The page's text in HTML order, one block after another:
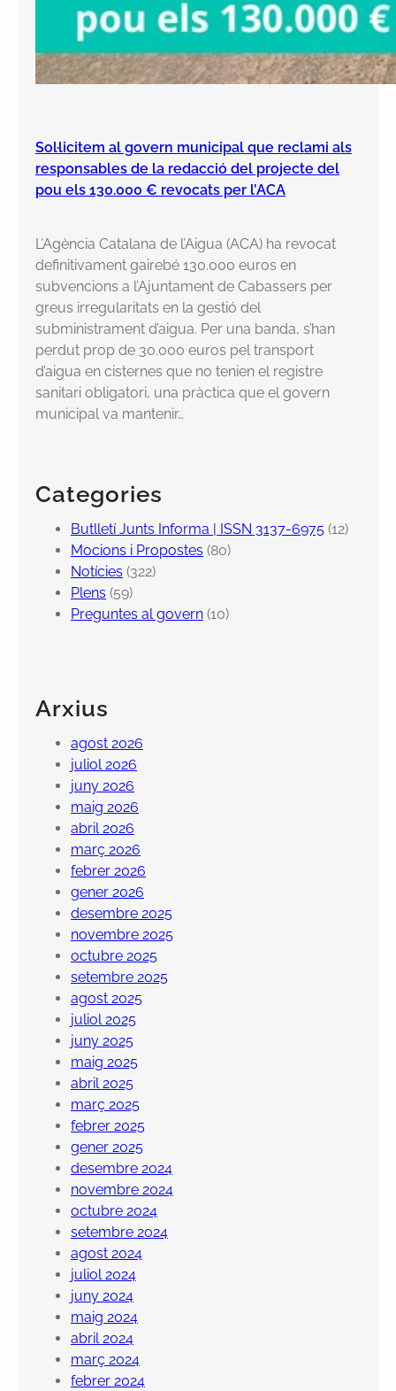
Sol·licitem al govern municipal que reclami als
responsables de la redacció del projecte del
pou els 130.000 € revocats per l’ACA
L’Agència Catalana de l’Aigua (ACA) ha revocat
definitivament gairebé 130.000 euros en
subvencions a l’Ajuntament de Cabassers per
greus irregularitats en la gestió del
subministrament d’aigua. Per una banda, s’han
perdut prop de 30.000 euros pel transport
d’aigua en cisternes que no tenien el registre
sanitari obligatori, una pràctica que el govern
municipal va mantenir…
Categories
Butlletí Junts Informa | ISSN 3137-6975 (12)
Mocions i Propostes (80)
Notícies (322)
Plens (59)
Preguntes al govern (10)
Arxius
agost 2026
juliol 2026
juny 2026
maig 2026
abril 2026
març 2026
febrer 2026
gener 2026
desembre 2025
novembre 2025
octubre 2025
setembre 2025
agost 2025
juliol 2025
juny 2025
maig 2025
abril 2025
març 2025
febrer 2025
gener 2025
desembre 2024
novembre 2024
octubre 2024
setembre 2024
agost 2024
juliol 2024
juny 2024
maig 2024
abril 2024
març 2024
febrer 2024